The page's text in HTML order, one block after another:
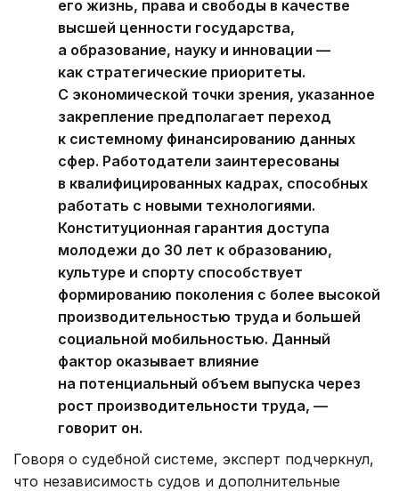
его жизнь, права и свободы в качестве
высшей ценности государства,
а образование, науку и инновации —
как стратегические приоритеты.
С экономической точки зрения, указанное
закрепление предполагает переход
к системному финансированию данных
сфер. Работодатели заинтересованы
в квалифицированных кадрах, способных
работать с новыми технологиями.
Конституционная гарантия доступа
молодежи до 30 лет к образованию,
культуре и спорту способствует
формированию поколения с более высокой
производительностью труда и большей
социальной мобильностью. Данный
фактор оказывает влияние
на потенциальный объем выпуска через
рост производительности труда, —
говорит он.
Говоря о судебной системе, эксперт подчеркнул,
что независимость судов и дополнительные